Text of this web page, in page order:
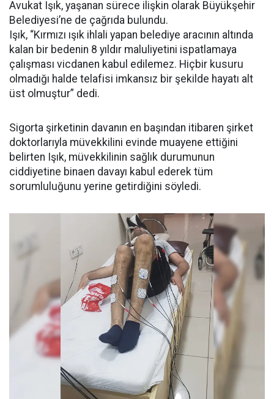
Avukat Işık, yaşanan sürece ilişkin olarak Büyükşehir
Belediyesi’ne de çağrıda bulundu.
Işık, “Kırmızı ışık ihlali yapan belediye aracının altında
kalan bir bedenin 8 yıldır maluliyetini ispatlamaya
çalışması vicdanen kabul edilemez. Hiçbir kusuru
olmadığı halde telafisi imkansız bir şekilde hayatı alt
üst olmuştur” dedi.
Sigorta şirketinin davanın en başından itibaren şirket
doktorlarıyla müvekkilini evinde muayene ettiğini
belirten Işık, müvekkilinin sağlık durumunun
ciddiyetine binaen davayı kabul ederek tüm
sorumluluğunu yerine getirdiğini söyledi.